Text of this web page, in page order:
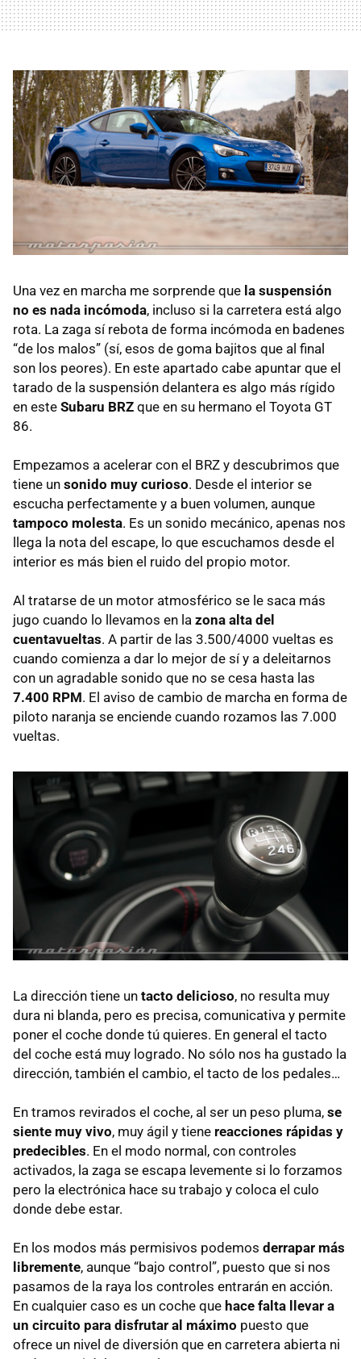
Una vez en marcha me sorprende que la suspensión
no es nada incómoda, incluso si la carretera está algo
rota. La zaga sí rebota de forma incómoda en badenes
“de los malos” (sí, esos de goma bajitos que al final
son los peores). En este apartado cabe apuntar que el
tarado de la suspensión delantera es algo más rígido
en este Subaru BRZ que en su hermano el Toyota GT
86.
Empezamos a acelerar con el BRZ y descubrimos que
tiene un sonido muy curioso. Desde el interior se
escucha perfectamente y a buen volumen, aunque
tampoco molesta. Es un sonido mecánico, apenas nos
llega la nota del escape, lo que escuchamos desde el
interior es más bien el ruido del propio motor.
Al tratarse de un motor atmosférico se le saca más
jugo cuando lo llevamos en la zona alta del
cuentavueltas. A partir de las 3.500/4000 vueltas es
cuando comienza a dar lo mejor de sí y a deleitarnos
con un agradable sonido que no se cesa hasta las
7.400 RPM. El aviso de cambio de marcha en forma de
piloto naranja se enciende cuando rozamos las 7.000
vueltas.
La dirección tiene un tacto delicioso, no resulta muy
dura ni blanda, pero es precisa, comunicativa y permite
poner el coche donde tú quieres. En general el tacto
del coche está muy logrado. No sólo nos ha gustado la
dirección, también el cambio, el tacto de los pedales…
En tramos revirados el coche, al ser un peso pluma, se
siente muy vivo, muy ágil y tiene reacciones rápidas y
predecibles. En el modo normal, con controles
activados, la zaga se escapa levemente si lo forzamos
pero la electrónica hace su trabajo y coloca el culo
donde debe estar.
En los modos más permisivos podemos derrapar más
libremente, aunque “bajo control”, puesto que si nos
pasamos de la raya los controles entrarán en acción.
En cualquier caso es un coche que hace falta llevar a
un circuito para disfrutar al máximo puesto que
ofrece un nivel de diversión que en carretera abierta ni